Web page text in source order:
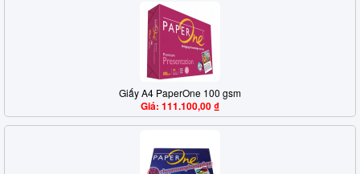
Giấy A4 PaperOne 100 gsm
Giá: 111.100,00 ₫